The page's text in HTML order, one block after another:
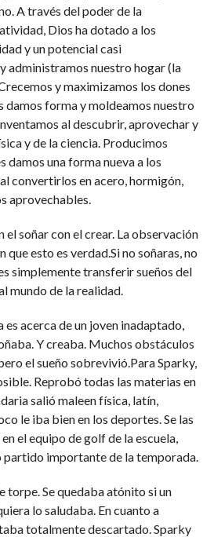
A través del poder de la
Dios ha dotado a los
y un potencial casi
administramos nuestro hogar (la
y maximizamos los dones
damos forma y moldeamos nuestro
al descubrir, aprovechar y
y de la ciencia. Producimos
damos una forma nueva a los
convertirlos en acero, hormigón,
aprovechables.
el soñar con el crear. La observación
que esto es verdad.Si no soñaras, no
simplemente transferir sueños del
mundo de la realidad.
es acerca de un joven inadaptado,
Y creaba. Muchos obstáculos
el sueño sobrevivió.Para Sparky,
Reprobó todas las materias en
salió maleen física, latín,
le iba bien en los deportes. Se las
el equipo de golf de la escuela,
partido importante de la temporada.
torpe. Se quedaba atónito si un
lo saludaba. En cuanto a
totalmente descartado. Sparky